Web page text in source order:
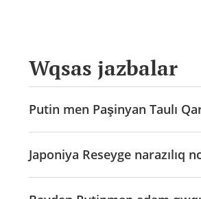
Wqsas jazbalar
Putin men Paşinyan Taulı
Japoniya Reseyge narazılıq